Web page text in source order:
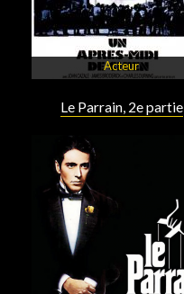
Acteur
Le Parrain, 2e partie